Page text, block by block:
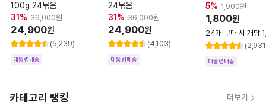
100g 24묶음
31 % 36,000원
24,900원
(5,239)
대통령배송
24묶음
31 % 36,000원
24,900원
(4,103)
대통령배송
5% 1,900원
1,800원
24개 구매 시 개당
대통령배송
카테고리 랭킹 더보기